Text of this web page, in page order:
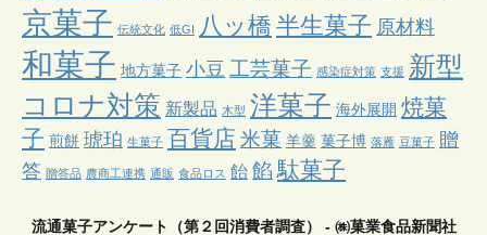
京菓子 伝統文化 低GI 八ッ橋 半生菓子 原材料
和菓子 地方菓子 小豆 工芸菓子 感染症対策 支援 新型
コロナ対策 新製品 木型 洋菓子 海外展開 焼菓
子 煎餅 琥珀 生菓子 百貨店 米菓 羊羹 菓子博 落雁 豆菓子 贈
答 贈答品 農商工連携 通販 食品ロス 飴 餡 駄菓子
流通菓子アンケート（第２回消費者調査） - ㈱菓業食品新聞社